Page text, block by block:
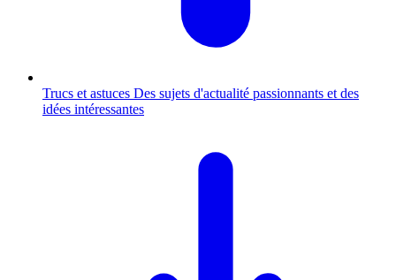
Trucs et astuces Des sujets d'actualité passionnants et des
idées intéressantes